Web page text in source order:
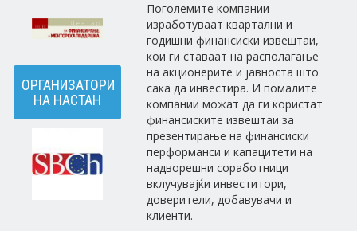
ОРГАНИЗАТОРИ
НА НАСТАН
Поголемите компании
изработуваат квартални и
годишни финансиски извештаи,
кои ги ставаат на располагање
на акционерите и јавноста што
сака да инвестира. И помалите
компании можат да ги користат
финансиските извештаи за
презентирање на финансиски
перформанси и капацитети на
надворешни соработници
вклучувајќи инвеститори,
доверители, добавувачи и
клиенти.